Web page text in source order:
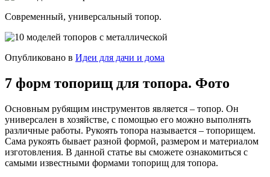
Современный, универсальный топор.
Опубликовано в Идеи для дачи и дома
7 форм топорищ для топора. Фото
Основным рубящим инструментов является – топор. Он
универсален в хозяйстве, с помощью его можно выполнять
различные работы. Рукоять топора называется – топорищем.
Сама рукоять бывает разной формой, размером и материалом
изготовления. В данной статье вы сможете ознакомиться с
самыми известными формами топорищ для топора.